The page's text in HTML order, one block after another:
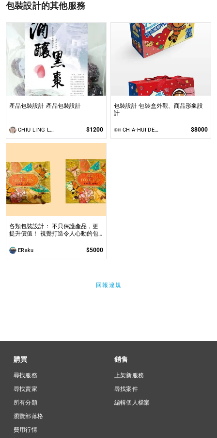
包裝設計的其他服務
產品包裝設計 產品包裝設計
CHIU LING LO (米迪) $1200
包裝設計 包裝盒外觀、商品形象設
計
CHIA-HUI DESIGN $8000
各類包裝設計： 不只保護產品，更
提升價值！ 視覺打造令人心動的包
ERaku $5000
回報違規
購買
尋找服務
尋找賣家
所有分類
瀏覽部落格
費用行情
銷售
上架新服務
尋找案件
編輯個人檔案